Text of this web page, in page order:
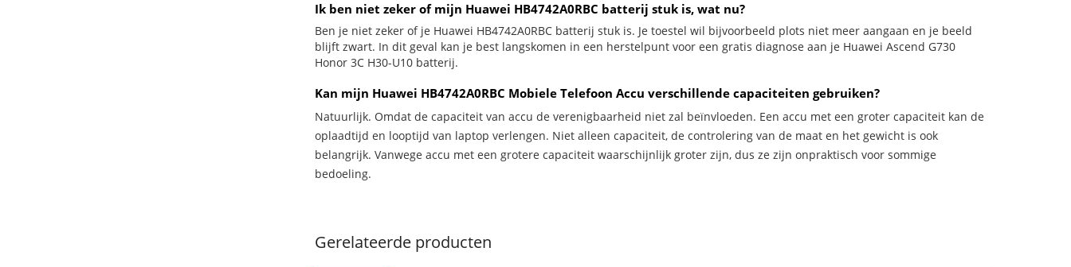
Ik ben niet zeker of mijn Huawei HB4742A0RBC batterij stuk is, wat nu?
Ben je niet zeker of je Huawei HB4742A0RBC batterij stuk is. Je toestel wil bijvoorbeeld plots niet meer aangaan en je beeld
blijft zwart. In dit geval kan je best langskomen in een herstelpunt voor een gratis diagnose aan je Huawei Ascend G730
Honor 3C H30-U10 batterij.
Kan mijn Huawei HB4742A0RBC Mobiele Telefoon Accu verschillende capaciteiten gebruiken?
Natuurlijk. Omdat de capaciteit van accu de verenigbaarheid niet zal beïnvloeden. Een accu met een groter capaciteit kan de
oplaadtijd en looptijd van laptop verlengen. Niet alleen capaciteit, de controlering van de maat en het gewicht is ook
belangrijk. Vanwege accu met een grotere capaciteit waarschijnlijk groter zijn, dus ze zijn onpraktisch voor sommige
bedoeling.
Gerelateerde producten